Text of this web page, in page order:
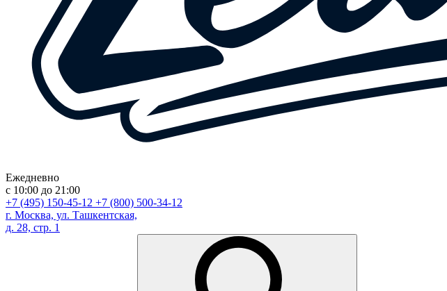
Ежедневно
с 10:00 до 21:00
+7 (495) 150-45-12 +7 (800) 500-34-12
г. Москва, ул. Ташкентская,
д. 28, стр. 1